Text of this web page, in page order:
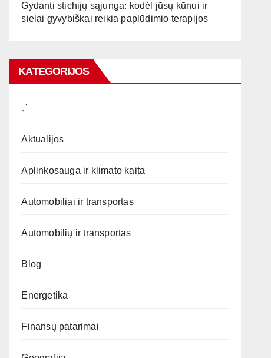
Gydanti stichijų sąjunga: kodėl jūsų kūnui ir
sielai gyvybiškai reikia paplūdimio terapijos
KATEGORIJOS
„`
Aktualijos
Aplinkosauga ir klimato kaita
Automobiliai ir transportas
Automobilių ir transportas
Blog
Energetika
Finansų patarimai